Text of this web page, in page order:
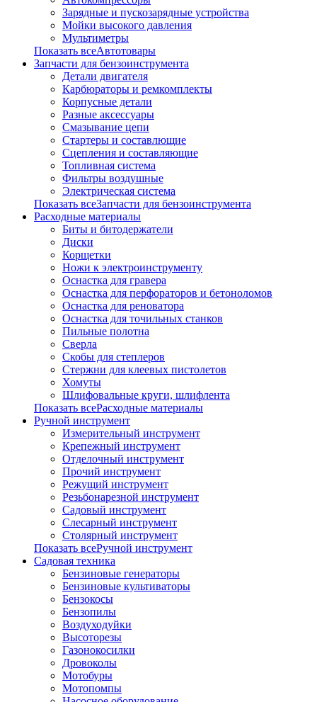
Зарядные и пускозарядные устройства
Мойки высокого давления
Мультиметры
Показать всеАвтотовары
Запчасти для бензоинструмента
Детали двигателя
Карбюраторы и ремкомплекты
Корпусные детали
Разные аксессуары
Смазывание цепи
Стартеры и составлющие
Сцепления и составляющие
Топливная система
Фильтры воздушные
Электрическая система
Показать всеЗапчасти для бензоинструмента
Расходные материалы
Биты и битодержатели
Диски
Корщетки
Ножи к электроинструменту
Оснастка для гравера
Оснастка для перфораторов и бетоноломов
Оснастка для реноватора
Оснастка для точильных станков
Пильные полотна
Сверла
Скобы для степлеров
Стержни для клеевых пистолетов
Хомуты
Шлифовальные круги, шлифлента
Показать всеРасходные материалы
Ручной инструмент
Измерительный инструмент
Крепежный инструмент
Отделочный инструмент
Прочий инструмент
Режущий инструмент
Резьбонарезной инструмент
Садовый инструмент
Слесарный инструмент
Столярный инструмент
Показать всеРучной инструмент
Садовая техника
Бензиновые генераторы
Бензиновые культиваторы
Бензокосы
Бензопилы
Воздуходуйки
Высоторезы
Газонокосилки
Дровоколы
Мотобуры
Мотопомпы